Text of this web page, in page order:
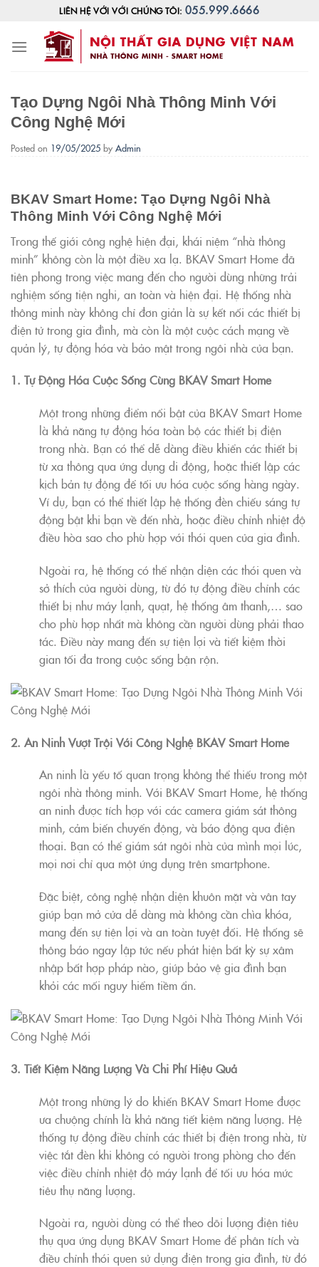
content
LIÊN HỆ VỚI VỚI CHÚNG TÔI: 055.999.6666
Tạo Dựng Ngôi Nhà Thông Minh Với
Công Nghệ Mới
Posted on 19/05/2025 by Admin
BKAV Smart Home: Tạo Dựng Ngôi Nhà
Thông Minh Với Công Nghệ Mới
Trong thế giới công nghệ hiện đại, khái niệm “nhà thông
minh” không còn là một điều xa lạ. BKAV Smart Home đã
tiên phong trong việc mang đến cho người dùng những trải
nghiệm sống tiện nghi, an toàn và hiện đại. Hệ thống nhà
thông minh này không chỉ đơn giản là sự kết nối các thiết bị
điện tử trong gia đình, mà còn là một cuộc cách mạng về
quản lý, tự động hóa và bảo mật trong ngôi nhà của bạn.
1. Tự Động Hóa Cuộc Sống Cùng BKAV Smart Home
Một trong những điểm nổi bật của BKAV Smart Home
là khả năng tự động hóa toàn bộ các thiết bị điện
trong nhà. Bạn có thể dễ dàng điều khiển các thiết bị
từ xa thông qua ứng dụng di động, hoặc thiết lập các
kịch bản tự động để tối ưu hóa cuộc sống hàng ngày.
Ví dụ, bạn có thể thiết lập hệ thống đèn chiếu sáng tự
động bật khi bạn về đến nhà, hoặc điều chỉnh nhiệt độ
điều hòa sao cho phù hợp với thói quen của gia đình.
Ngoài ra, hệ thống có thể nhận diện các thói quen và
sở thích của người dùng, từ đó tự động điều chỉnh các
thiết bị như máy lạnh, quạt, hệ thống âm thanh,… sao
cho phù hợp nhất mà không cần người dùng phải thao
tác. Điều này mang đến sự tiện lợi và tiết kiệm thời
gian tối đa trong cuộc sống bận rộn.
2. An Ninh Vượt Trội Với Công Nghệ BKAV Smart Home
An ninh là yếu tố quan trọng không thể thiếu trong một
ngôi nhà thông minh. Với BKAV Smart Home, hệ thống
an ninh được tích hợp với các camera giám sát thông
minh, cảm biến chuyển động, và báo động qua điện
thoại. Bạn có thể giám sát ngôi nhà của mình mọi lúc,
mọi nơi chỉ qua một ứng dụng trên smartphone.
Đặc biệt, công nghệ nhận diện khuôn mặt và vân tay
giúp bạn mở cửa dễ dàng mà không cần chìa khóa,
mang đến sự tiện lợi và an toàn tuyệt đối. Hệ thống sẽ
thông báo ngay lập tức nếu phát hiện bất kỳ sự xâm
nhập bất hợp pháp nào, giúp bảo vệ gia đình bạn
khỏi các mối nguy hiểm tiềm ẩn.
3. Tiết Kiệm Năng Lượng Và Chi Phí Hiệu Quả
Một trong những lý do khiến BKAV Smart Home được
ưa chuộng chính là khả năng tiết kiệm năng lượng. Hệ
thống tự động điều chỉnh các thiết bị điện trong nhà, từ
việc tắt đèn khi không có người trong phòng cho đến
việc điều chỉnh nhiệt độ máy lạnh để tối ưu hóa mức
tiêu thụ năng lượng.
Ngoài ra, người dùng có thể theo dõi lượng điện tiêu
thụ qua ứng dụng BKAV Smart Home để phân tích và
điều chỉnh thói quen sử dụng điện trong gia đình, từ đó